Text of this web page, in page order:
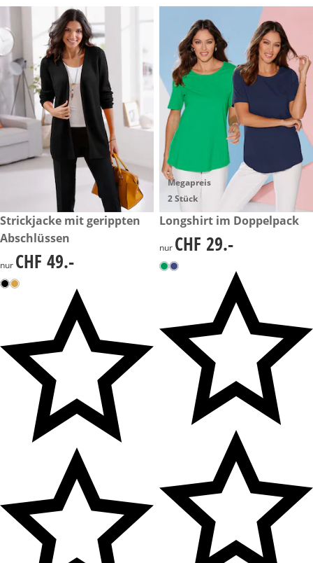
CHF 49.-
Strickjacke mit gerippten
Abschlüssen
CHF 49.-
nur CHF 49.-
Megapreis
2 Stück
CHF 29.-
Longshirt im Doppelpack
CHF 29.-
nur CHF 29.-